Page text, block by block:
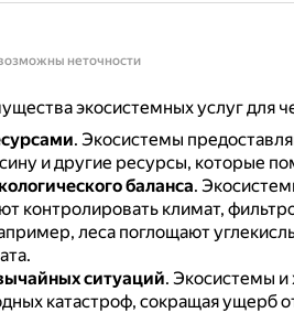
неточности
экосистемных услуг для
. Экосистемы
и другие ресурсы, которые
баланса.
контролировать климат,
леса поглощают
ситуаций. Экосистемы
катастроф, сокращая ущерб